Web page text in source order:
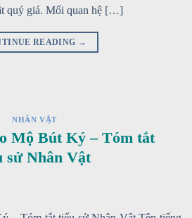
quý giá. Mối quan hệ […]
READING →
NHÂN VẬT
Mộ Bút Ký – Tóm tắt
sử Nhân Vật